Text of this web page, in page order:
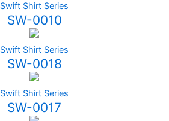
Swift Shirt Series
SW-0010
Swift Shirt Series
SW-0018
Swift Shirt Series
SW-0017